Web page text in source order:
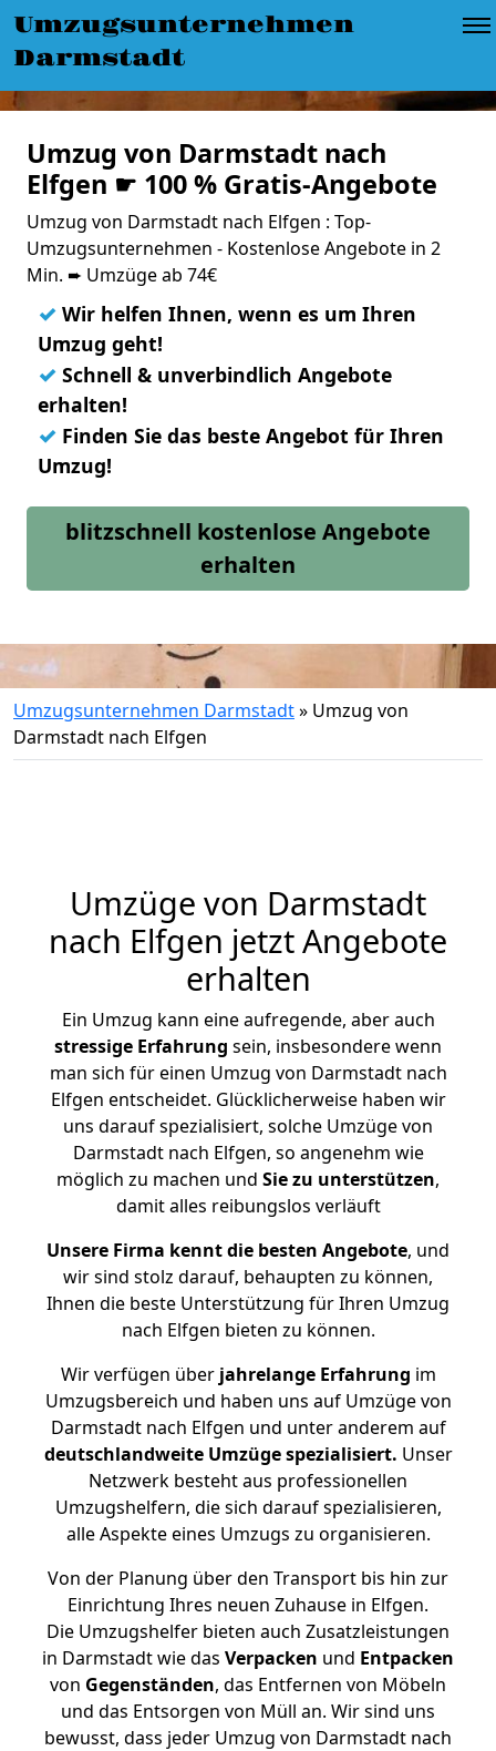
Umzugsunternehmen
Darmstadt
Umzug von Darmstadt nach
Elfgen ☛ 100 % Gratis-Angebote
Umzug von Darmstadt nach Elfgen : Top-
Umzugsunternehmen - Kostenlose Angebote in 2
Min. ➨ Umzüge ab 74€
✓ Wir helfen Ihnen, wenn es um Ihren
Umzug geht!
✓ Schnell & unverbindlich Angebote
erhalten!
✓ Finden Sie das beste Angebot für Ihren
Umzug!
blitzschnell kostenlose Angebote
erhalten
Umzugsunternehmen Darmstadt» Umzug von
Darmstadt nach Elfgen
Umzüge von Darmstadt
nach Elfgen jetzt Angebote
erhalten
Ein Umzug kann eine aufregende, aber auch
stressige Erfahrung sein, insbesondere wenn
man sich für einen Umzug von Darmstadt nach
Elfgen entscheidet. Glücklicherweise haben wir
uns darauf spezialisiert, solche Umzüge von
Darmstadt nach Elfgen, so angenehm wie
möglich zu machen und Sie zu unterstützen,
damit alles reibungslos verläuft
Unsere Firma kennt die besten Angebote, und
wir sind stolz darauf, behaupten zu können,
Ihnen die beste Unterstützung für Ihren Umzug
nach Elfgen bieten zu können.
Wir verfügen überjahrelange Erfahrung im
Umzugsbereich und haben uns auf Umzüge von
Darmstadt nach Elfgen und unter anderem auf
deutschlandweite Umzüge spezialisiert. Unser
Netzwerk besteht aus professionellen
Umzugshelfern, die sich darauf spezialisieren,
alle Aspekte eines Umzugs zu organisieren.
Von der Planung über den Transport bis hin zur
Einrichtung Ihres neuen Zuhause in Elfgen.
Die Umzugshelfer bieten auch Zusatzleistungen
in Darmstadt wie das Verpacken und Entpacken
von Gegenständen, das Entfernen von Möbeln
und das Entsorgen von Müll an. Wir sind uns
bewusst, dass jeder Umzug von Darmstadt nach